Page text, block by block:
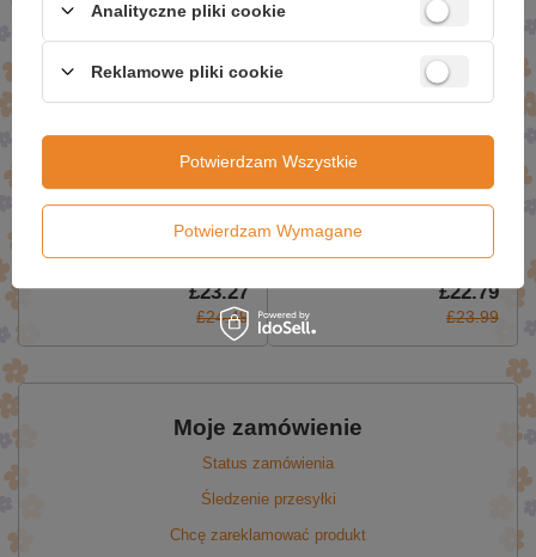
C4 Original, Watermelon
(EAN 5056569900034) -
198g
£23.27
£24.49
Cor-Performance Creatine,
Unflavored - 306g
£22.79
£23.99
Moje zamówienie
Status zamówienia
Śledzenie przesyłki
Chcę zareklamować produkt
Analityczne pliki cookie
Reklamowe pliki cookie
Potwierdzam Wymagane
Potwierdzam Wszystkie